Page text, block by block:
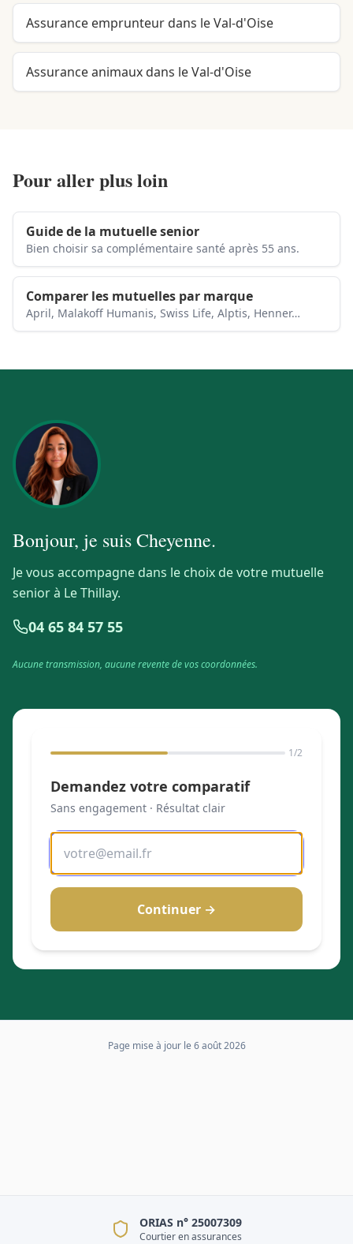
Assurance emprunteur dans le Val-d'Oise
Assurance animaux dans le Val-d'Oise
Pour aller plus loin
Guide de la mutuelle senior
Bien choisir sa complémentaire santé après 55 ans.
Comparer les mutuelles par marque
April, Malakoff Humanis, Swiss Life, Alptis, Henner…
Bonjour, je suisCheyenne.
Je vous accompagne dans le choix de votre mutuelle
senior à Le Thillay.
04 65 84 57 55
Aucune transmission, aucune revente de vos coordonnées.
1/2
Demandez votre comparatif
Sans engagement · Résultat clair
Continuer →
Page mise à jour le 6 août 2026
ORIAS n° 25007309
Courtier en assurances